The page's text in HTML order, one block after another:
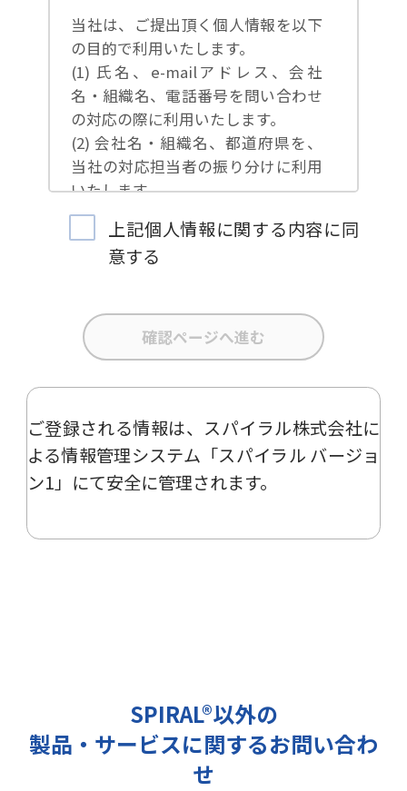
当社は、ご提出頂く個人情報を以下
の目的で利用いたします。
(1) 氏名、e-mailアドレス、会社
名・組織名、電話番号を問い合わせ
の対応の際に利用いたします。
(2) 会社名・組織名、都道府県を、
当社の対応担当者の振り分けに利用
いたします。
(3) お問合せ内容について集計分析
を行い、当社製品・サービスの企画
開発や、販促営業活動の参考にいた
(4) 氏名、e-mailアドレス、会社
名・組織名、電話番号を、当社の製
品・サービスのご案内や当社が独自
ー、イベント、展示会の開催や出展
情報の提供の際に利用いたします。
その他の目的では使用致しません。
2 個人情報の管理について
という）に準拠した適切な保護措置
を講じます。
3 個人情報の第三者提供について
上記個人情報に関する内容に同
意する
ご登録される情報は、 スパイラル株式会社に
よる情報管理システム「スパイラル バージョ
ン1」 にて安全に管理されます。
SPIRAL®以外の
製品・サービスに関するお問い合わ
せ